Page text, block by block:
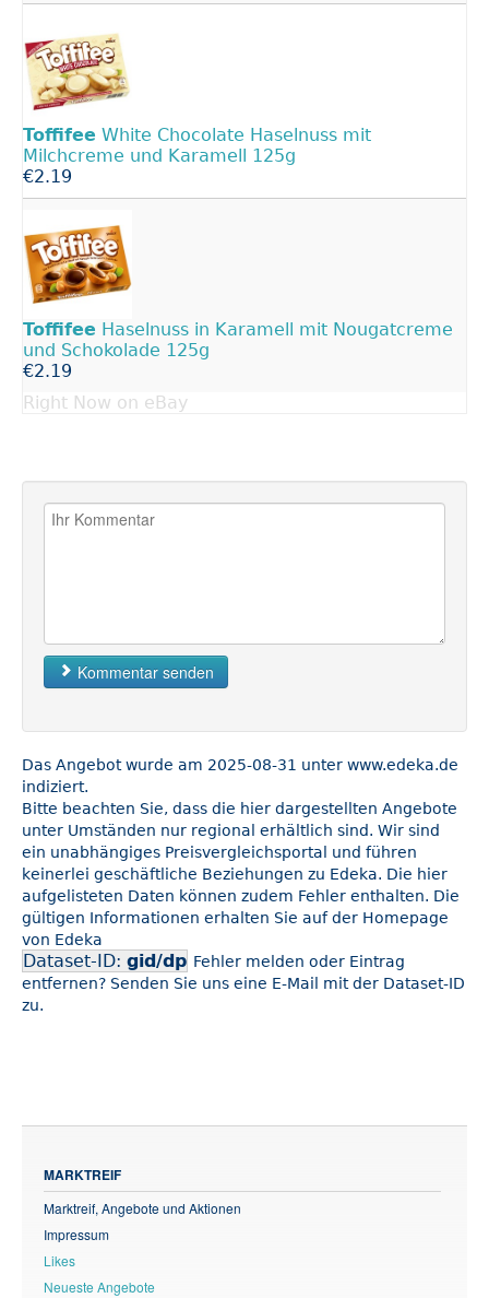
Toffifee White Chocolate Haselnuss mit
Milchcreme und Karamell 125g
€2.19
Toffifee Haselnuss in Karamell mit Nougatcreme
und Schokolade 125g
€2.19
Right Now on eBay
Kommentar senden
Das Angebot wurde am 2025-08-31 unter www.edeka.de
indiziert.
Bitte beachten Sie, dass die hier dargestellten Angebote
unter Umständen nur regional erhältlich sind. Wir sind
ein unabhängiges Preisvergleichsportal und führen
keinerlei geschäftliche Beziehungen zu Edeka. Die hier
aufgelisteten Daten können zudem Fehler enthalten. Die
gültigen Informationen erhalten Sie auf der Homepage
von Edeka
Dataset-ID: gid/dp Fehler melden oder Eintrag
entfernen? Senden Sie uns eine E-Mail mit der Dataset-ID
zu.
MARKTREIF
Marktreif, Angebote und Aktionen
Impressum
Likes
Neueste Angebote